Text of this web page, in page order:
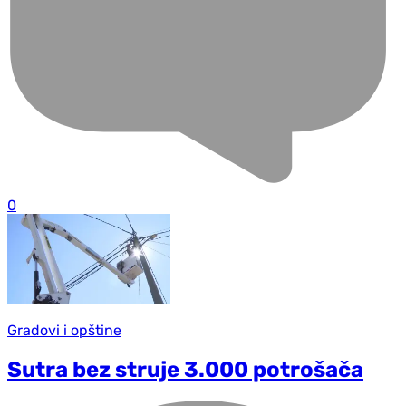
0
Gradovi i opštine
Sutra bez struje 3.000 potrošača